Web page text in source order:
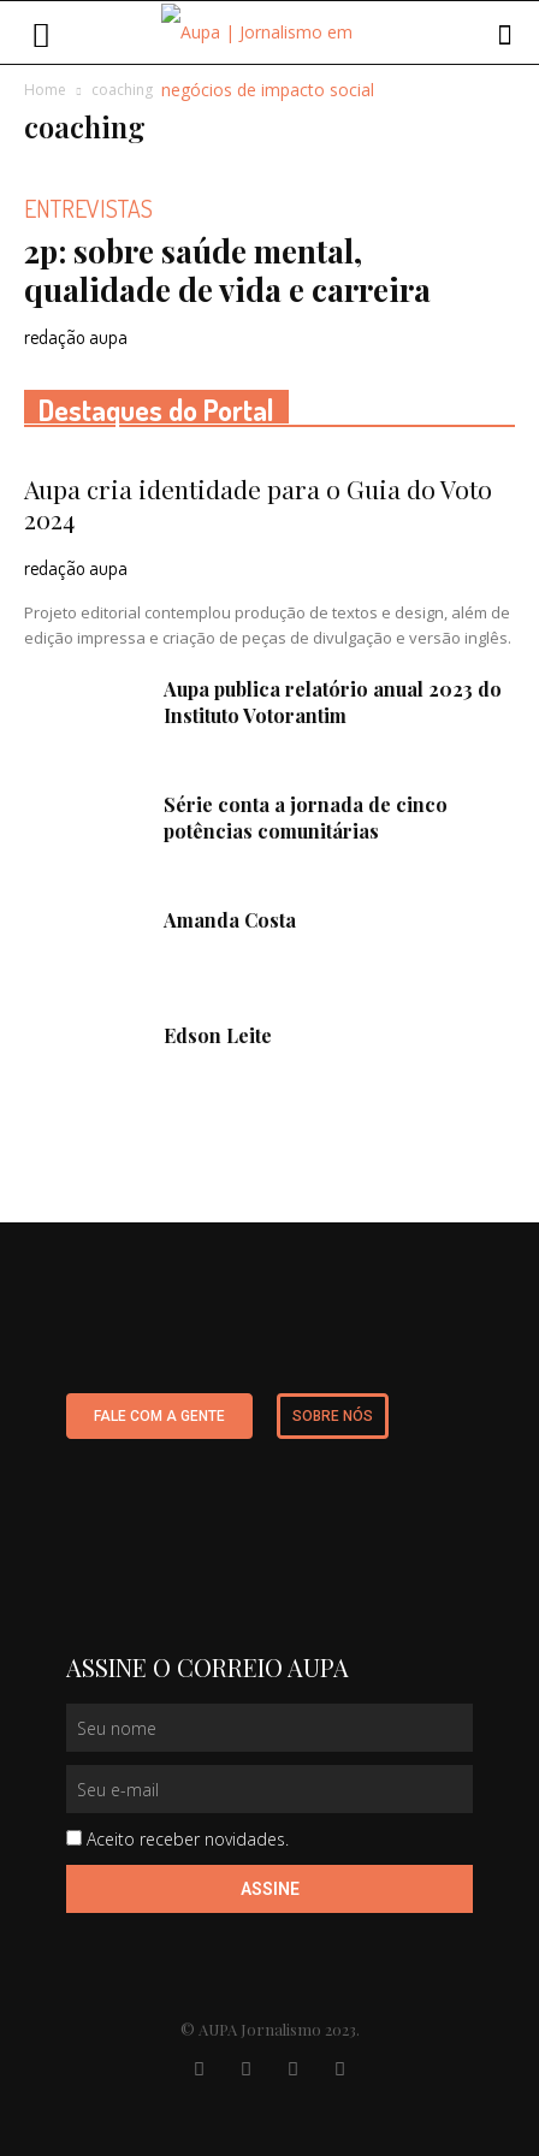
Home coaching
coaching
ENTREVISTAS
2p: sobre saúde mental,
qualidade de vida e carreira
redação aupa
Destaques do Portal
Aupa cria identidade para o Guia do Voto
2024
redação aupa
Projeto editorial contemplou produção de textos e design, além de
edição impressa e criação de peças de divulgação e versão inglês.
Aupa publica relatório anual 2023 do
Instituto Votorantim
Série conta a jornada de cinco
potências comunitárias
Amanda Costa
Edson Leite
FALE COM A GENTE SOBRE NÓS
ASSINE O CORREIO AUPA
Aceito receber novidades.
ASSINE
© AUPA Jornalismo 2023.